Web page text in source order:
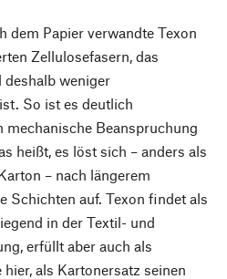
dem Papier verwandte Texon
Zellulosefasern, das
deshalb weniger
So ist es deutlich
Beanspruchung
heißt, es löst sich – anders als
– nach längerem
Schichten auf. Texon findet als
in der Textil- und
erfüllt aber auch als
als Kartonersatz seinen